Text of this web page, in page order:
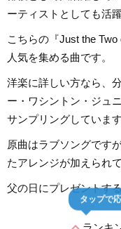
ーティストとしても活
こちらの『Just the
人気を集める曲です。
洋楽に詳しい方なら、
ー・ワシントン・ジュ
サンプリングしています
原曲はラブソングです
たアレンジが加えられて
父の日にプレゼントす
タップで